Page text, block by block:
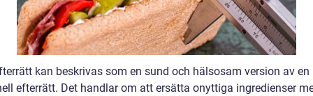
kan beskrivas som en sund och hälsosam version av en
efterrätt. Det handlar om att ersätta onyttiga ingredienser